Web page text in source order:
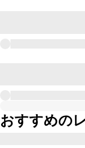
おすすめの